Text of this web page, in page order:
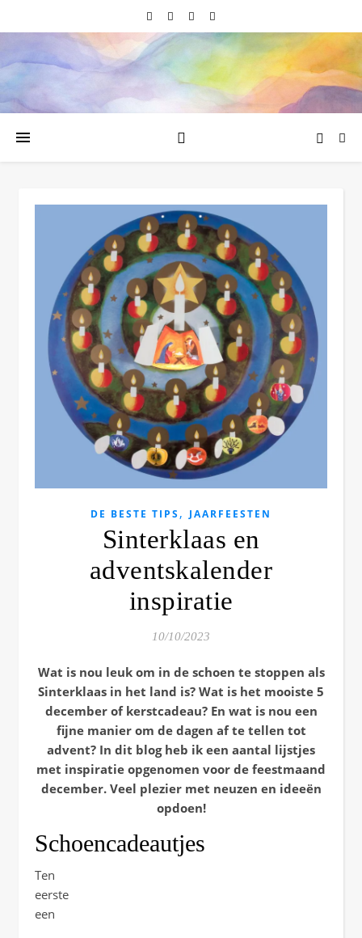
DE BESTE TIPS, JAARFEESTEN
Sinterklaas en
adventskalender
inspiratie
10/10/2023
Wat is nou leuk om in de schoen te stoppen als
Sinterklaas in het land is? Wat is het mooiste 5
december of kerstcadeau? En wat is nou een
fijne manier om de dagen af te tellen tot
advent? In dit blog heb ik een aantal lijstjes
met inspiratie opgenomen voor de feestmaand
december. Veel plezier met neuzen en ideeën
opdoen!
Schoencadeautjes
Ten
eerste
een